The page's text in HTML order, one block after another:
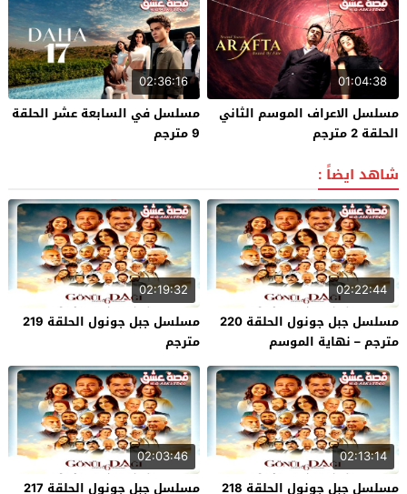
01:04:38
مسلسل الاعراف الموسم الثاني
الحلقة 2 مترجم
02:36:16
مسلسل في السابعة عشر الحلقة
9 مترجم
شاهد ايضاً :
02:22:44
مسلسل جبل جونول الحلقة 220
مترجم – نهاية الموسم
02:19:32
مسلسل جبل جونول الحلقة 219
مترجم
02:13:14
مسلسل جبل جونول الحلقة 218
02:03:46
مسلسل جبل جونول الحلقة 217